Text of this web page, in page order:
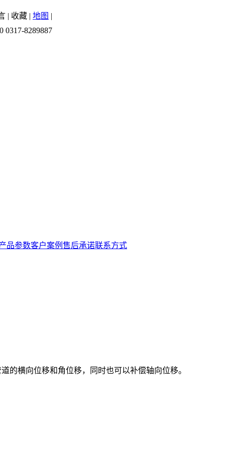
| 收藏 | 地图 |
0317-8289887
品参数客户案例 售后承诺联系方式
的横向位移和角位移，同时也可以补偿轴向位移。